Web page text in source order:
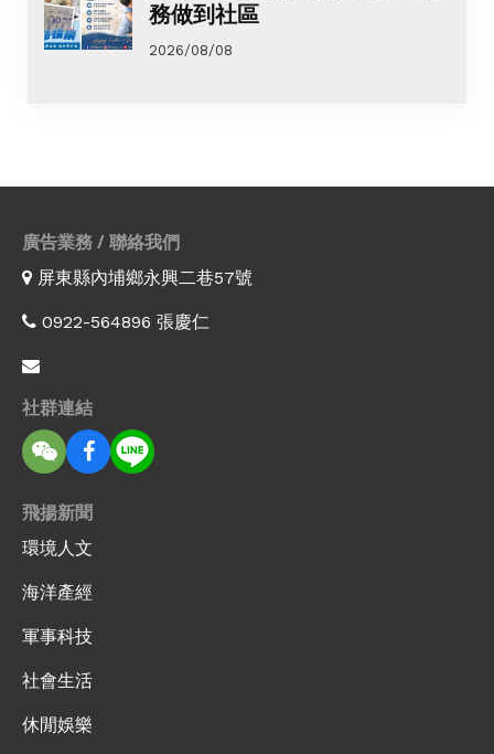
務做到社區
2026/08/08
廣告業務 / 聯絡我們
屏東縣內埔鄉永興二巷57號
0922-564896 張慶仁
社群連結
飛揚新聞
環境人文
海洋產經
軍事科技
社會生活
休閒娛樂